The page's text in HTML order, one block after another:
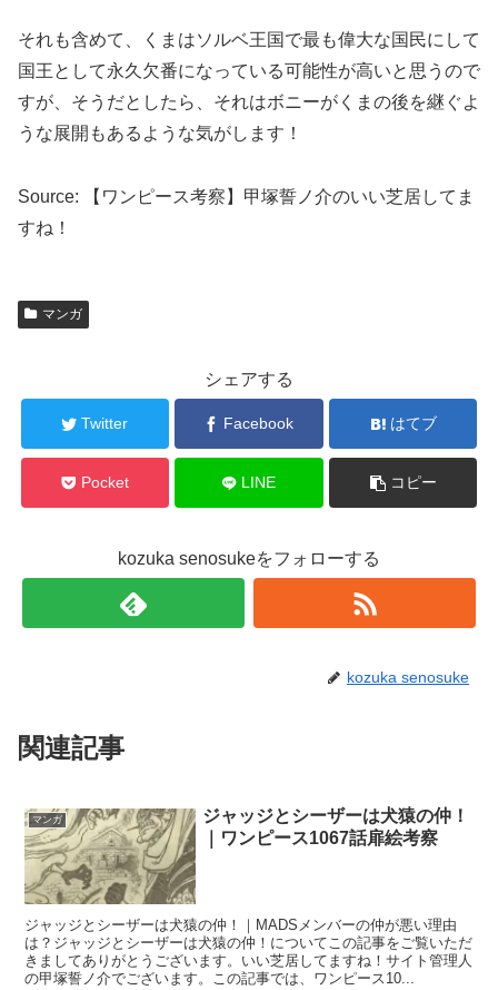
それも含めて、くまはソルベ王国で最も偉大な国民にして
国王として永久欠番になっている可能性が高いと思うので
すが、そうだとしたら、それはボニーがくまの後を継ぐよ
うな展開もあるような気がします！
Source: 【ワンピース考察】甲塚誓ノ介のいい芝居してま
すね！
マンガ
シェアする
Twitter Facebook はてブ
Pocket LINE コピー
kozuka senosukeをフォローする
kozuka senosuke
関連記事
マンガ
ジャッジとシーザーは犬猿の仲！
｜ワンピース1067話扉絵考察
ジャッジとシーザーは犬猿の仲！｜MADSメンバーの仲が悪い理由
は？ジャッジとシーザーは犬猿の仲！についてこの記事をご覧いただ
きましてありがとうございます。いい芝居してますね！サイト管理人
の甲塚誓ノ介でございます。この記事では、ワンピース10...